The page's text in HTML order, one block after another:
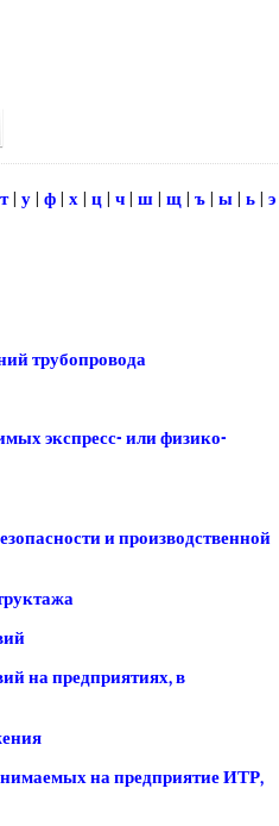
т | у | ф | х | ц | ч | ш | щ | ъ | ы | ь | э
трубопровода
экспресс- или физико-
и производственной
на предприятиях, в
на предприятие ИТР,